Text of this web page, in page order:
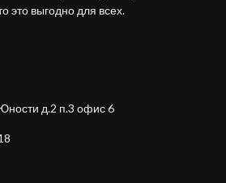
это выгодно для всех.
д.2 п.3 офис 6